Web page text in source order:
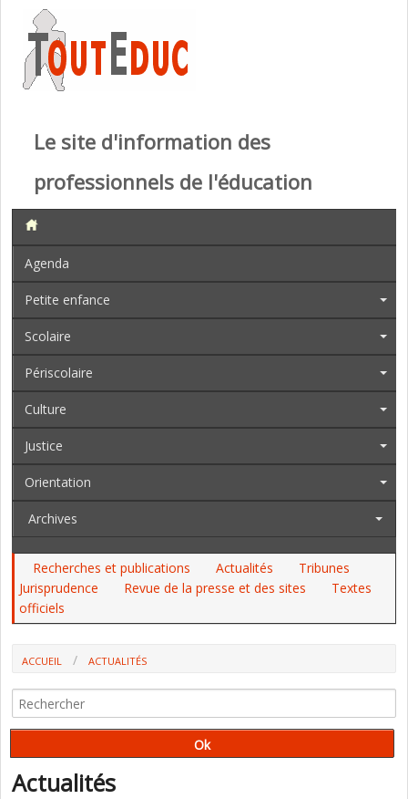
Le site d'information des
professionnels de l'éducation
Agenda
Petite enfance
Scolaire
Périscolaire
Culture
Justice
Orientation
Archives
Recherches et publications Actualités
Tribunes
Jurisprudence
Revue de la presse et des sites
Textes
officiels
ACCUEIL ACTUALITÉS
Actualités